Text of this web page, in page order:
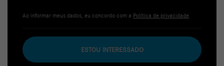
Ao informar meus dados, eu concordo com a Política de privacidade.
ESTOU INTERESSADO